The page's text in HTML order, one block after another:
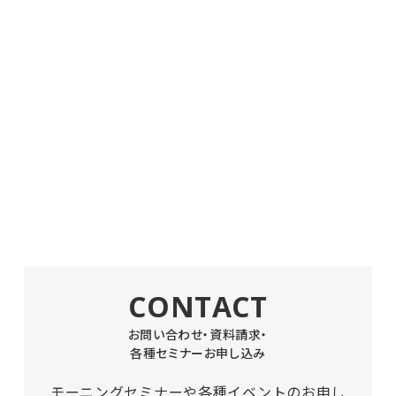
CONTACT
お問い合わせ・資料請求・
各種セミナーお申し込み